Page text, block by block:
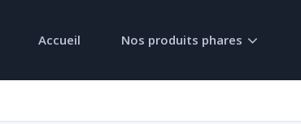
Accueil Nos produits phares